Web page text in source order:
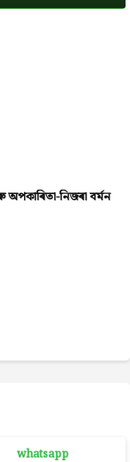
নিজৰা বৰ্মন
whatsapp